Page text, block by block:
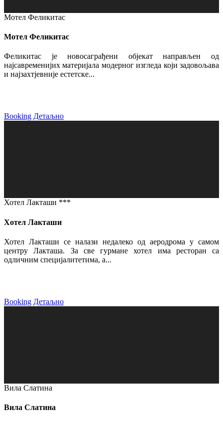
Мотел Феликитас
Мотел Феликитас
Феликитас је новосаграђени објекат направљен од
најсавременијих материјала модерног изгледа који задовољава
и најзахтјевније естетске...
Booking Детаљно
Хотел Лакташи ***
Хотел Лакташи
Хотел Лакташи се налази недалеко од аеродрома у самом
центру Лакташа. За све гурмане хотел има ресторан са
одличним специјалитетима, а...
Booking Детаљно
Вила Слатина
Вила Слатина